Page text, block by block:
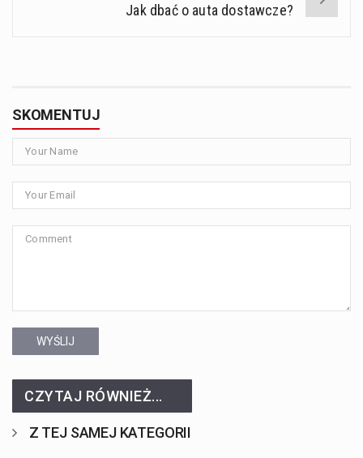
Jak dbać o auta dostawcze?
SKOMENTUJ
WYŚLIJ
CZYTAJ RÓWNIEŻ...
Z TEJ SAMEJ KATEGORII